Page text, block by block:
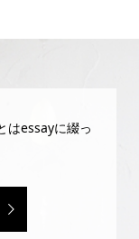
はessayに綴っ